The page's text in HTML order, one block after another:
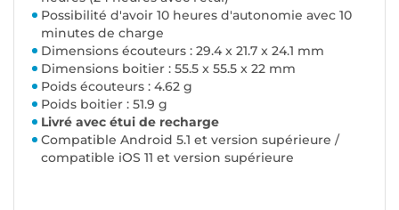
Possibilité d'avoir 10 heures d'autonomie avec 10
minutes de charge
Dimensions écouteurs : 29.4 x 21.7 x 24.1 mm
Dimensions boitier : 55.5 x 55.5 x 22 mm
Poids écouteurs : 4.62 g
Poids boitier : 51.9 g
Livré avec étui de recharge
Compatible Android 5.1 et version supérieure /
compatible iOS 11 et version supérieure